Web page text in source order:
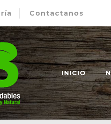
Contactanos
– Dietética en
y Natural INICIO